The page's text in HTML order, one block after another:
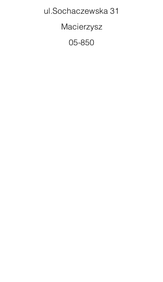
ul.Sochaczewska 31
Macierzysz
05-850